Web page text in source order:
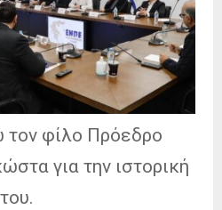
φίλο Πρόεδρο
για την ιστορική